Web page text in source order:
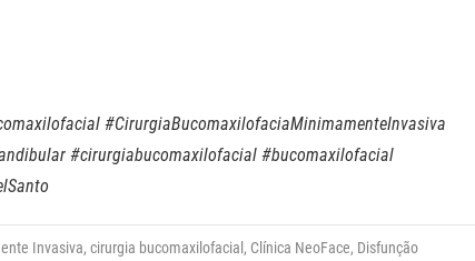
#CirurgiaBucomaxilofaciaMinimamenteInvasiva
#cirurgiabucomaxilofacial #bucomaxilofacial
Invasiva, cirurgia bucomaxilofacial , Clínica NeoFace, Disfunção